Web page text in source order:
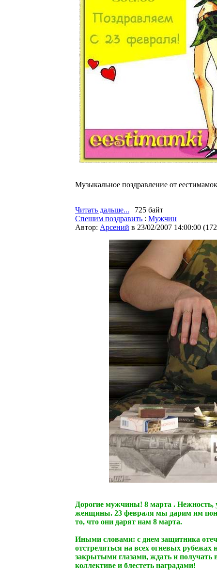
Музыкальное поздравление от
Читать дальше... | 725 байт
Спешим поздравить : Мужчин
Автор: Арсений в 23/02/2007 14:00:00 (
Дорогие мужчины! 8 марта . Нежность,
женщины. 23 февраля мы дарим им
то, что они дарят нам 8 марта.
Иными словами: c днем защитника
отстреляться на всех огневых рубежах
закрытыми глазами, ждать и получать
коллективе и блестеть наградами!